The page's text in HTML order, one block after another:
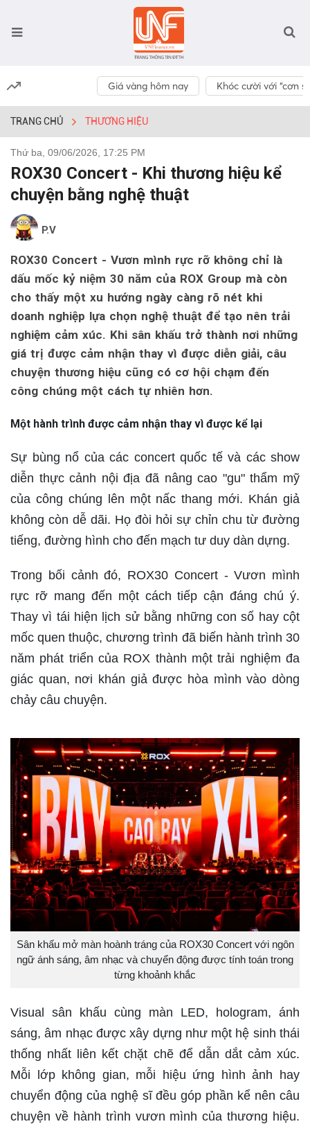
Giá vàng hôm nay Khóc cười với “cơn
TRANG CHỦ THƯƠNG HIỆU
Thứ ba, 09/06/2026, 17:25 PM
ROX30 Concert - Khi thương hiệu kể
chuyện bằng nghệ thuật
P.V
ROX30 Concert - Vươn mình rực rỡ không chỉ là
dấu mốc kỷ niệm 30 năm của ROX Group mà còn
cho thấy một xu hướng ngày càng rõ nét khi
doanh nghiệp lựa chọn nghệ thuật để tạo nên trải
nghiệm cảm xúc. Khi sân khấu trở thành nơi những
giá trị được cảm nhận thay vì được diễn giải, câu
chuyện thương hiệu cũng có cơ hội chạm đến
công chúng một cách tự nhiên hơn.
Một hành trình được cảm nhận thay vì được kể lại
Sự bùng nổ của các concert quốc tế và các show
diễn thực cảnh nội địa đã nâng cao "gu" thẩm mỹ
của công chúng lên một nấc thang mới. Khán giả
không còn dễ dãi. Họ đòi hỏi sự chỉn chu từ đường
tiếng, đường hình cho đến mạch tư duy dàn dựng.
Trong bối cảnh đó, ROX30 Concert - Vươn mình
rực rỡ mang đến một cách tiếp cận đáng chú ý.
Thay vì tái hiện lịch sử bằng những con số hay cột
mốc quen thuộc, chương trình đã biến hành trình 30
năm phát triển của ROX thành một trải nghiệm đa
giác quan, nơi khán giả được hòa mình vào dòng
chảy câu chuyện.
Sân khấu mở màn hoành tráng của ROX30 Concert với ngôn
ngữ ánh sáng, âm nhạc và chuyển động được tính toán trong
từng khoảnh khắc
Visual sân khấu cùng màn LED, hologram, ánh
sáng, âm nhạc được xây dựng như một hệ sinh thái
thống nhất liên kết chặt chẽ để dẫn dắt cảm xúc.
Mỗi lớp không gian, mỗi hiệu ứng hình ảnh hay
chuyển động của nghệ sĩ đều góp phần kể nên câu
chuyện về hành trình vươn mình của thương hiệu.